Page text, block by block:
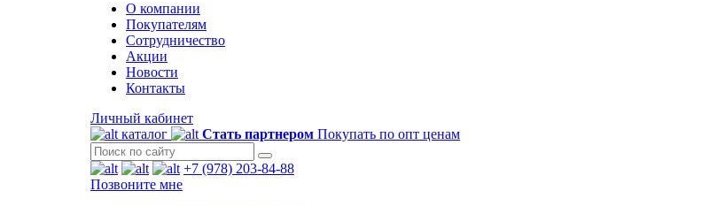
О компании
Покупателям
Сотрудничество
Акции
Новости
Контакты
Личный кабинет
каталог
Стать партнером Покупать по опт ценам
+7 (978) 203-84-88
Позвоните мне